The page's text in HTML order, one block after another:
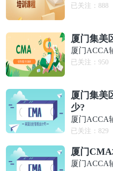
已关注： 888
厦门集美
厦门ACCA
已关注： 950
厦门集美
少?
厦门ACCA
已关注： 829
厦门
厦门ACCA